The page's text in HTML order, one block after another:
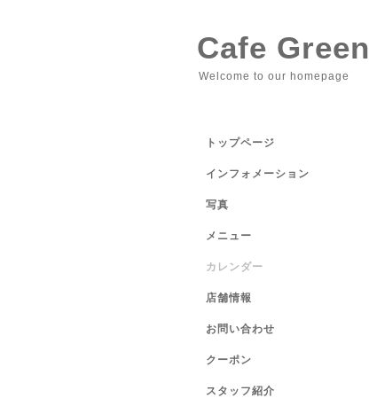
Cafe Green
Welcome to our homepage
トップページ
インフォメーション
写真
メニュー
カレンダー
店舗情報
お問い合わせ
クーポン
スタッフ紹介